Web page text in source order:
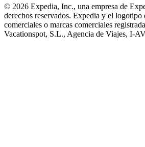
© 2026 Expedia, Inc., una empresa de
derechos reservados. Expedia y el logotipo
comerciales o marcas comerciales
Vacationspot, S.L., Agencia de Viajes, I-